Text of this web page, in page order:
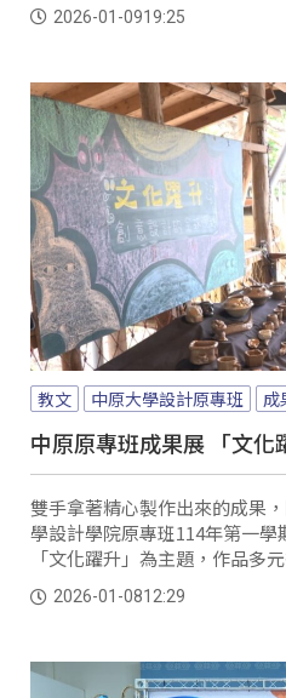
2026-01-0919:25
教文 中原大學設計原專班 成
中原原專班成果展 「文化
雙手拿著精心製作出來的成果
學設計學院原專班114年第一
「文化躍升」為主題，作品多
展現了原住民族群結合全球設計
2026-01-0812:29